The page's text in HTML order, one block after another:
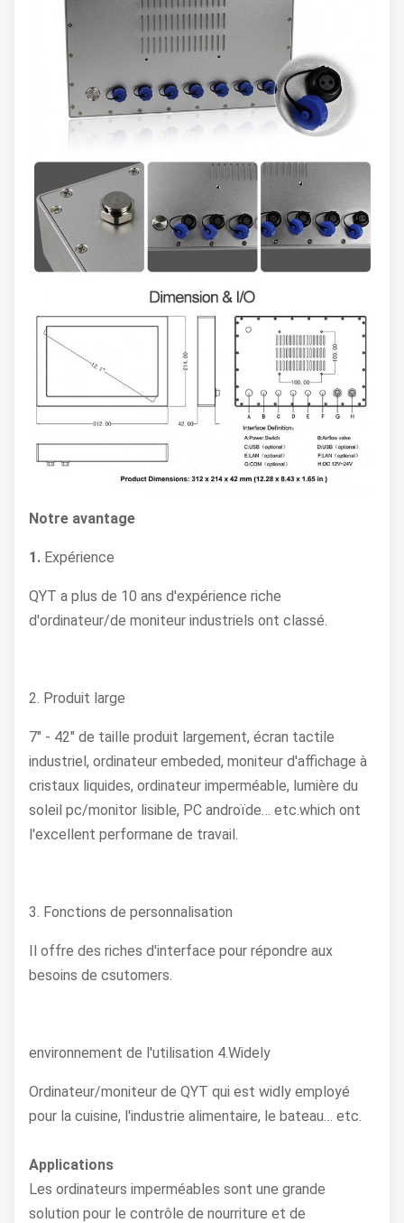
Notre avantage
1. Expérience
QYT a plus de 10 ans d'expérience riche
d'ordinateur/de moniteur industriels ont classé.
2. Produit large
7" - 42" de taille produit largement, écran tactile
industriel, ordinateur embeded, moniteur d'affichage à
cristaux liquides, ordinateur imperméable, lumière du
soleil pc/monitor lisible, PC androïde… etc.which ont
l'excellent performane de travail.
3. Fonctions de personnalisation
Il offre des riches d'interface pour répondre aux
besoins de csutomers.
environnement de l'utilisation 4.Widely
Ordinateur/moniteur de QYT qui est widly employé
pour la cuisine, l'industrie alimentaire, le bateau… etc.
Applications
Les ordinateurs imperméables sont une grande
solution pour le contrôle de nourriture et de